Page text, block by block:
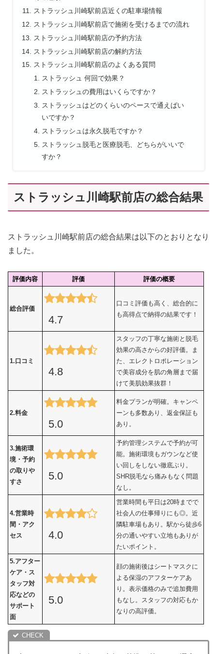
ストラッシュ川崎駅前店近くの駐車場情報
ストラッシュ川崎駅前店で施術を受けるまでの流れ
ストラッシュ川崎駅前店の予約方法
ストラッシュ川崎駅前店の解約方法
ストラッシュ川崎駅前店のよくある質問
ストラッシュ 何回で効果？
ストラッシュの費用はいくらですか？
ストラッシュはどのくらいのペースで通えばい
いですか？
ストラッシュは永久脱毛ですか？
ストラッシュ脱毛と医療脱毛、どちらがいいで
すか？
ストラッシュ川崎駅前店の総合結果
ストラッシュ川崎駅前店の総合結果は以下のとおりとなり
ました。
評価内容 評価 評価の概要
総合評価
4.7
口コミ評価も高く、総合的に
も高得点で納得の結果です！
1.口コミ
4.8
スタッフの丁寧な施術と脱毛
効果の高さからの好評価。ま
た、エレクトロポレーション
で美容成分を肌の角層まで届
けて美肌効果抜群！
2.料金
5.0
料金プランが明確。キャンペ
ーンも多数あり、返金保証も
あり。
3.施術環
境・予約
の取りや
すさ
5.0
予約管理システムで予約が可
能。施術環境もガウンなど使
い回しをしない徹底ぶり。
SHR脱毛なら痛みもなく問題
なし。
4.営業時
間・アク
セス
4.0
営業時間も平日は20時までで
社会人の仕事帰りにも◎。近
隣駐車場もあり。駅から徒歩6
分の通いやすい立地もありが
たいポイント。
5.アフター
ケア・ス
タッフ対
応などの
サポート
面
5.0
顔の施術後はシートマスクに
よる保湿のアフターケアあ
り。表示価格のみで追加費用
もなし。スタッフの対応もか
なりの高評価。